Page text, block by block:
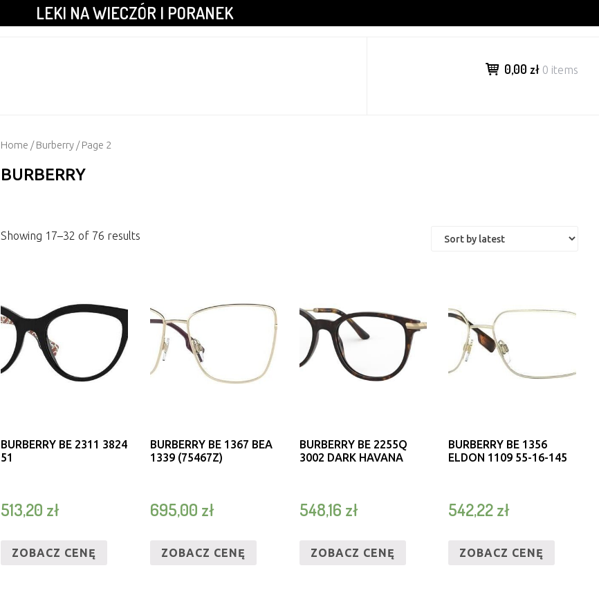
LEKI NA WIECZÓR I PORANEK
0,00 zł 0 items
Home /Burberry / Page 2
BURBERRY
Showing 17–32 of 76 results
BURBERRY BE 2311 3824
51
513,20 zł
ZOBACZ CENĘ
BURBERRY BE 1367 BEA
1339 (75467Z)
695,00 zł
ZOBACZ CENĘ
BURBERRY BE 2255Q
3002 DARK HAVANA
548,16 zł
ZOBACZ CENĘ
BURBERRY BE 1356
ELDON 1109 55-16-145
542,22zł
ZOBACZ CENĘ